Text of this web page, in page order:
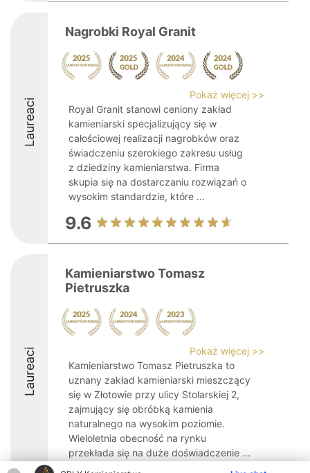
Laureaci
Nagrobki Royal Granit
Pokaż więcej >>
Royal Granit stanowi ceniony zakład
kamieniarski specjalizujący się w
całościowej realizacji nagrobków oraz
świadczeniu szerokiego zakresu usług
z dziedziny kamieniarstwa. Firma
skupia się na dostarczaniu rozwiązań o
wysokim standardzie, które ...
9.6
Laureaci
Kamieniarstwo Tomasz
Pietruszka
Pokaż więcej >>
Kamieniarstwo Tomasz Pietruszka to
uznany zakład kamieniarski mieszczący
się w Złotowie przy ulicy Stolarskiej 2,
zajmujący się obróbką kamienia
naturalnego na wysokim poziomie.
Wieloletnia obecność na rynku
przekłada się na duże doświadczenie ...